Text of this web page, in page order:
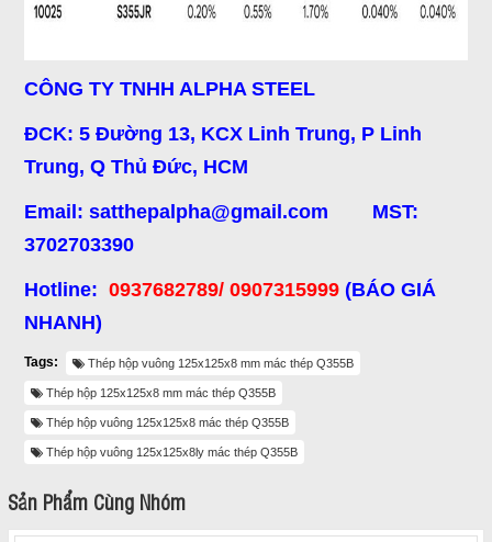
CÔNG TY TNHH ALPHA STEEL
ĐCK: 5 Đường 13, KCX Linh Trung, P Linh
Trung, Q Thủ Đức, HCM
Email: satthepalpha@gmail.com MST:
3702703390
Hotline: 0937682789/ 0907315999 (BÁO GIÁ
NHANH)
Tags: Thép hộp vuông 125x125x8 mm mác thép Q355B
Thép hộp 125x125x8 mm mác thép Q355B
Thép hộp vuông 125x125x8 mác thép Q355B
Thép hộp vuông 125x125x8ly mác thép Q355B
Sản Phẩm Cùng Nhóm